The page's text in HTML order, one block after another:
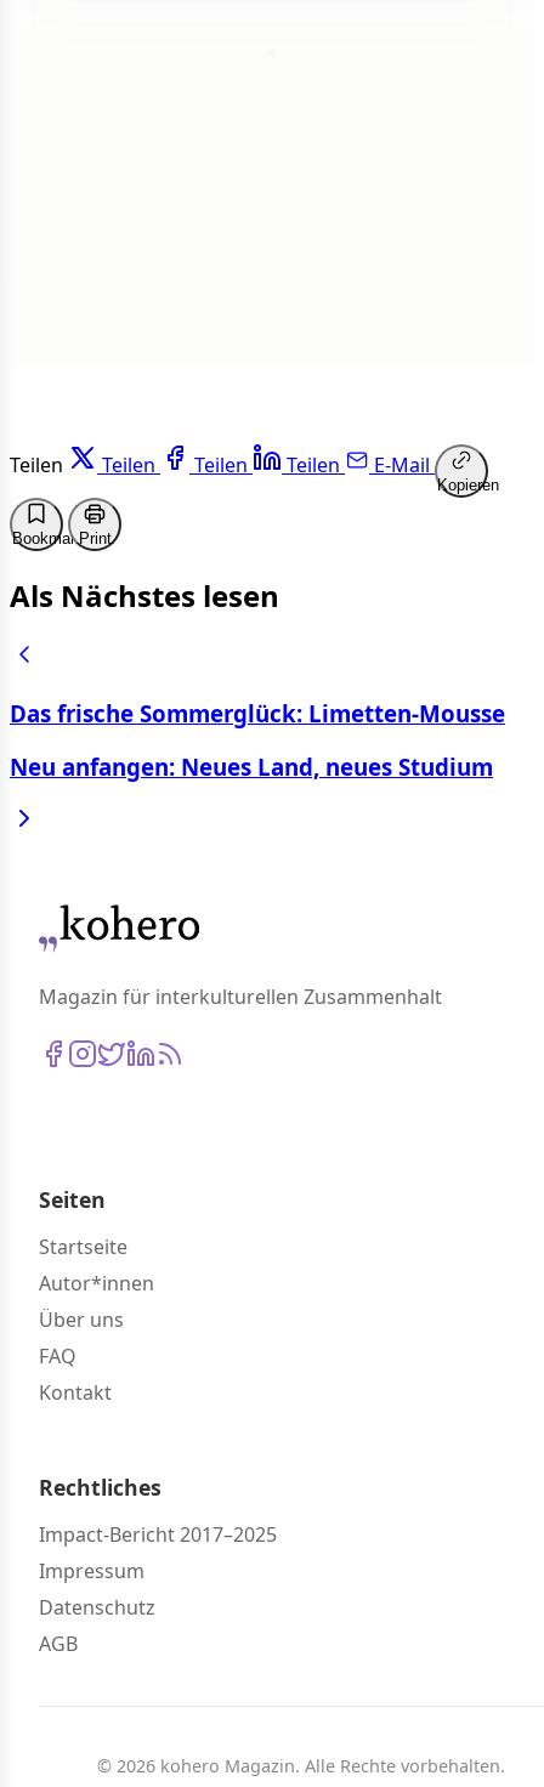
Teilen Teilen Teilen Teilen E-Mail
Kopieren
BookmarkPrint
Als Nächstes lesen
Das frische Sommerglück: Limetten-Mousse
Neu anfangen: Neues Land, neues Studium
Magazin für interkulturellen Zusammenhalt
Seiten
Startseite
Autor*innen
Über uns
FAQ
Kontakt
Rechtliches
Impact-Bericht 2017–2025
Impressum
Datenschutz
AGB
© 2026 kohero Magazin. Alle Rechte vorbehalten.